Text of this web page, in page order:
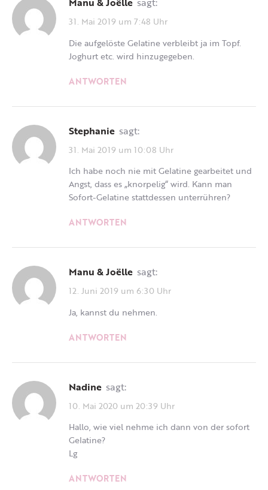
31. Mai 2019 um 7:48 Uhr
Die aufgelöste Gelatine verbleibt ja im Topf.
Joghurt etc. wird hinzugegeben.
ANTWORTEN
Stephanie sagt:
31. Mai 2019 um 10:08 Uhr
Ich habe noch nie mit Gelatine gearbeitet und
Angst, dass es „knorpelig“ wird. Kann man
Sofort-Gelatine stattdessen unterrühren?
ANTWORTEN
Manu & Joëlle sagt:
12. Juni 2019 um 6:30 Uhr
Ja, kannst du nehmen.
ANTWORTEN
Nadine sagt:
10. Mai 2020 um 20:39 Uhr
Hallo, wie viel nehme ich dann von der sofort
Gelatine?
Lg
ANTWORTEN